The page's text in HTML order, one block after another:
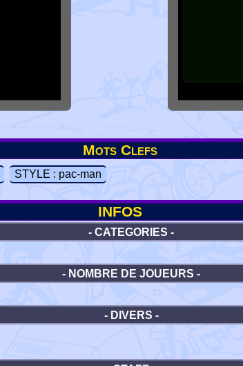
Mots Clefs
STYLE : pac-man
INFOS
- CATEGORIES -
- NOMBRE DE JOUEURS -
- DIVERS -